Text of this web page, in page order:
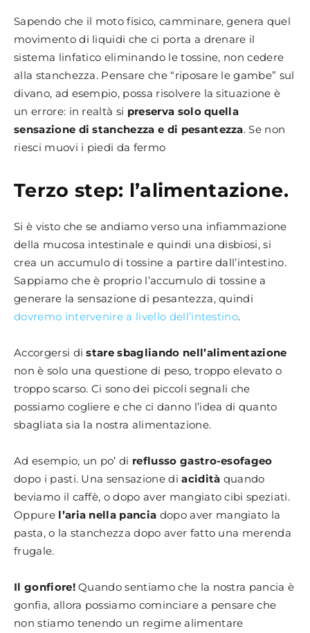
Sapendo che il moto fisico, camminare, genera quel
movimento di liquidi che ci porta a drenare il
sistema linfatico eliminando le tossine, non cedere
alla stanchezza. Pensare che “riposare le gambe” sul
divano, ad esempio, possa risolvere la situazione è
un errore: in realtà si preserva solo quella
sensazione di stanchezza e di pesantezza. Se non
riesci muovi i piedi da fermo
Terzo step: l’alimentazione.
Si è visto che se andiamo verso una infiammazione
della mucosa intestinale e quindi una disbiosi, si
crea un accumulo di tossine a partire dall’intestino.
Sappiamo che è proprio l’accumulo di tossine a
generare la sensazione di pesantezza, quindi
dovremo intervenire a livello dell’intestino.
Accorgersi distare sbagliando nell’alimentazione
non è solo una questione di peso, troppo elevato o
troppo scarso. Ci sono dei piccoli segnali che
possiamo cogliere e che ci danno l’idea di quanto
sbagliata sia la nostra alimentazione.
Ad esempio, un po’ di reflusso gastro-esofageo
dopo i pasti. Una sensazione diacidità quando
beviamo il caffè, o dopo aver mangiato cibi speziati.
Oppure l’aria nella pancia dopo aver mangiato la
pasta, o la stanchezza dopo aver fatto una merenda
frugale.
Il gonfiore!Quando sentiamo che la nostra pancia è
gonfia, allora possiamo cominciare a pensare che
non stiamo tenendo un regime alimentare